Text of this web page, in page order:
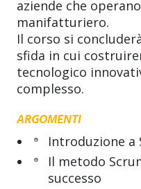
aziende che
manifatturiero.
Il corso si
sfida in cui
tecnologico
complesso.
ARGOMENTI
Introduzione a
Il metodo
successo